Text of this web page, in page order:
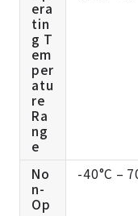
era
tin
g T
em
per
atu
re
Ra
ng
e
No
n-
Op
-40°C –